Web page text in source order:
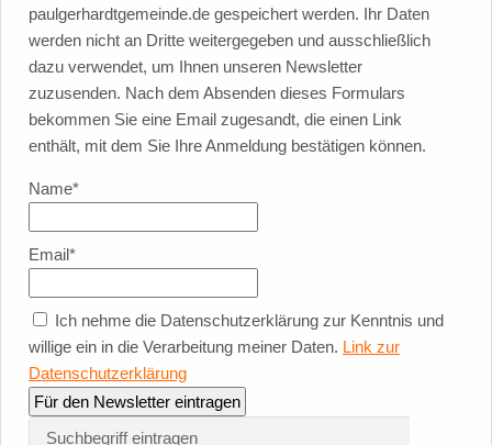
paulgerhardtgemeinde.de gespeichert werden. Ihr Daten
werden nicht an Dritte weitergegeben und ausschließlich
dazu verwendet, um Ihnen unseren Newsletter
zuzusenden. Nach dem Absenden dieses Formulars
bekommen Sie eine Email zugesandt, die einen Link
enthält, mit dem Sie Ihre Anmeldung bestätigen können.
Name*
Email*
Ich nehme die Datenschutzerklärung zur Kenntnis und
willige ein in die Verarbeitung meiner Daten. Link zur
Datenschutzerklärung